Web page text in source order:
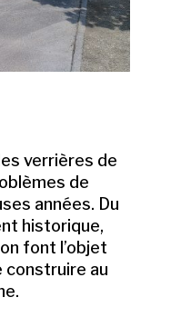
verrières de
de
années. Du
historique,
font l’objet
construire au